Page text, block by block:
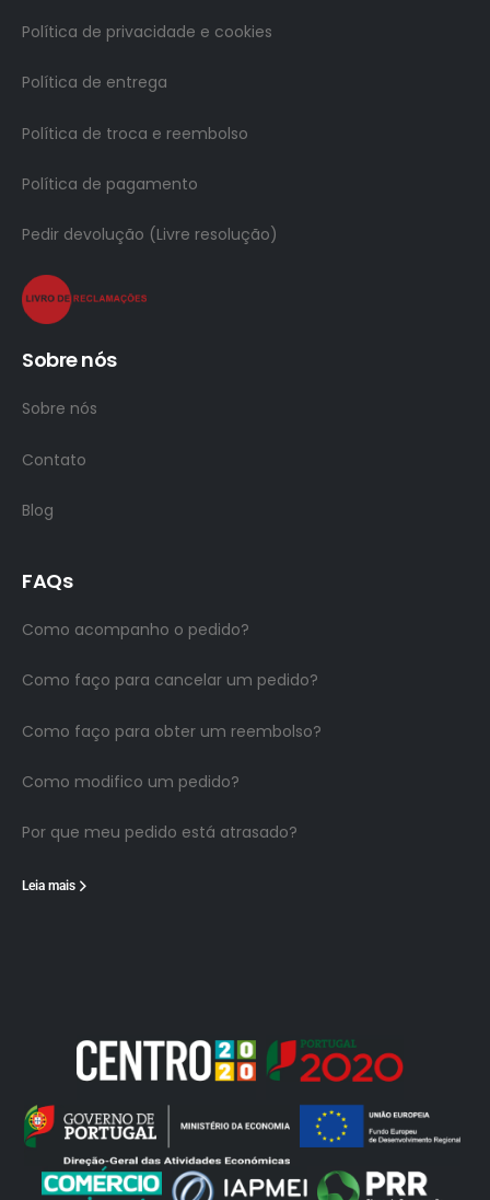
Política de privacidade e cookies
Política de entrega
Política de troca e reembolso
Política de pagamento
Pedir devolução (Livre resolução)
Sobre nós
Sobre nós
Contato
Blog
FAQs
Como acompanho o pedido?
Como faço para cancelar um pedido?
Como faço para obter um reembolso?
Como modifico um pedido?
Por que meu pedido está atrasado?
Leia mais